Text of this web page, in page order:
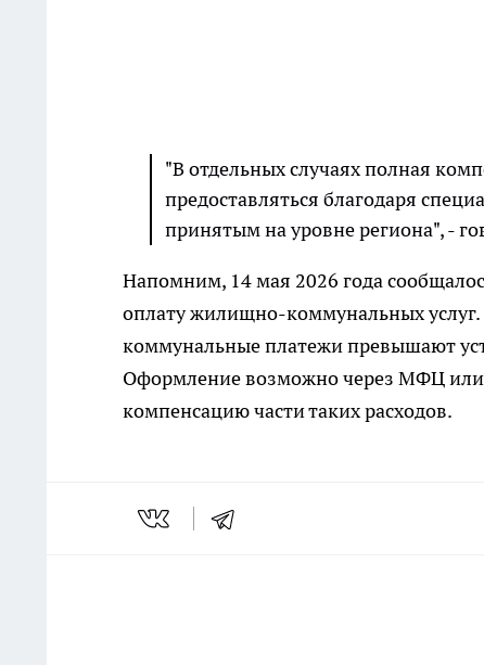
"В отдельных случаях полная
предоставляться благодаря
принятым на уровне региона", -
Напомним, 14 мая 2026 года
оплату жилищно-коммунальных
коммунальные платежи превышают
Оформление возможно через МФЦ или
компенсацию части таких расходов.